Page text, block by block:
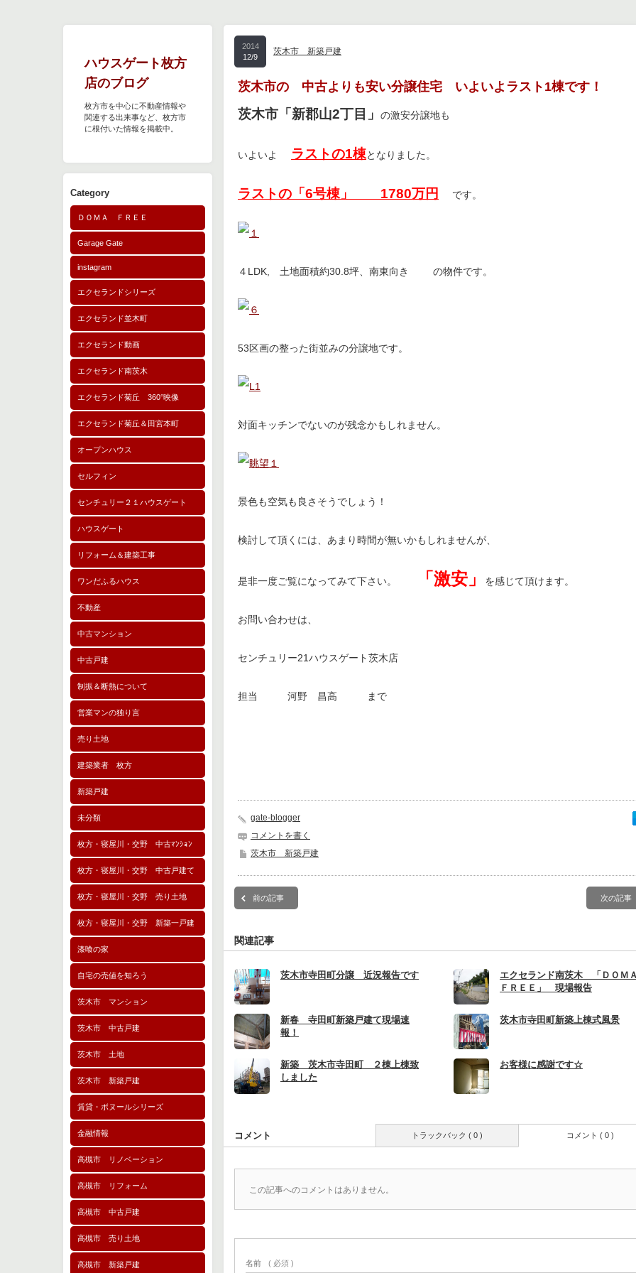
ハウスゲート枚方
店のブログ
枚方市を中心に不動産情報や
関連する出来事など、枚方市
に根付いた情報を掲載中。
Category
ＤＯＭＡ ＦＲＥＥ
Garage Gate
instagram
エクセランドシリーズ
エクセランド並木町
エクセランド動画
エクセランド南茨木
エクセランド菊丘 360°映像
エクセランド菊丘＆田宮本町
オープンハウス
セルフィン
センチュリー２１ハウスゲート
ハウスゲート
リフォーム＆建築工事
ワンだふるハウス
不動産
中古マンション
中古戸建
制振＆断熱について
営業マンの独り言
売り土地
建築業者 枚方
新築戸建
未分類
枚方・寝屋川・交野 中古ﾏﾝｼｮﾝ
枚方・寝屋川・交野 中古戸建て
枚方・寝屋川・交野 売り土地
枚方・寝屋川・交野 新築一戸建
漆喰の家
自宅の売値を知ろう
茨木市 マンション
茨木市 中古戸建
茨木市 土地
茨木市 新築戸建
賃貸・ボヌールシリーズ
金融情報
高槻市 リノベーション
高槻市 リフォーム
高槻市 中古戸建
高槻市 売り土地
高槻市 新築戸建
2014
12/9
茨木市 新築戸建
茨木市の 中古よりも安い分譲住宅 いよいよラスト1棟です！
茨木市「新郡山2丁目」 の激安分譲地も
いよいよ ラストの1棟となりました。
ラストの「6号棟」 1780万円 です。
４LDK, 土地面積約30.8坪、南東向き の物件です。
53区画の整った街並みの分譲地です。
対面キッチンでないのが残念かもしれません。
景色も空気も良さそうでしょう！
検討して頂くには、あまり時間が無いかもしれませんが、
是非一度ご覧になってみて下さい。 「激安」 を感じて頂けます。
お問い合わせは、
センチュリー21ハウスゲート茨木店
担当 河野 昌高 まで
gate-blogger
コメントを書く
茨木市 新築戸建
前の記事 次の記事
関連記事
茨木市寺田町分譲 近況報告です
エクセランド南茨木 「ＤＯＭ
ＦＲＥＥ」 現場報告
新春 寺田町新築戸建て現場速
報！
茨木市寺田町新築上棟式風景
新築 茨木市寺田町 ２棟上棟致
しました
お客様に感謝です☆
コメント トラックバック ( 0 ) コメント ( 0 )
この記事へのコメントはありません。
名前 ( 必須 )